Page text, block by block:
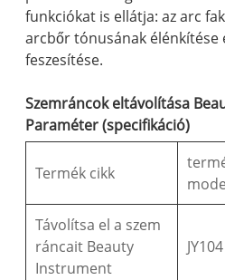
funkciókat is ellátja: az arc
arcbőr tónusának élénkítése
feszesítése.
Szemráncok eltávolítása
Paraméter (specifikáció)
Termék cikk
Távolítsa el a szem
ráncait Beauty
Instrument
JY104